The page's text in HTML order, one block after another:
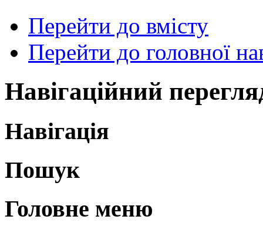
Перейти до вмісту
Перейти до головної
Навігаційний
Навігація
Пошук
Головне меню